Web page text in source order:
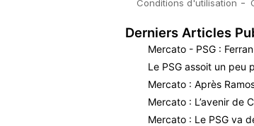
Derniers Articles
Mercato - PSG :
Le PSG assoit un peu
Mercato : Après
Mercato : L’avenir de
Mercato : Le PSG va